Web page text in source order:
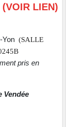
LIEN)
Yon(SALLE
pris en
Vendée